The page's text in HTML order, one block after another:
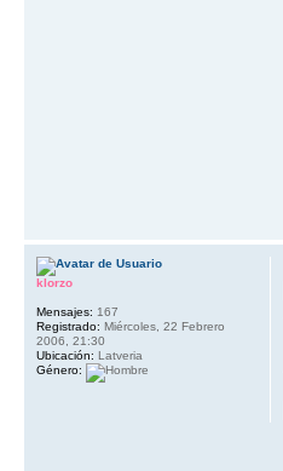
klorzo
Mensajes: 167
Registrado: Miércoles, 22 Febrero
2006, 21:30
Ubicación: Latveria
Género: